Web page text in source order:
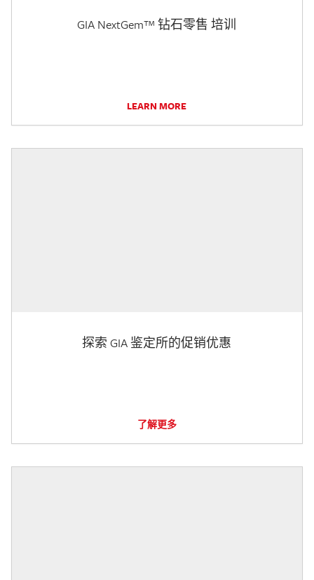
GIA NextGem™ 钻石零售 培训
LEARN MORE
探索 GIA 鉴定所的促销优惠
了解更多